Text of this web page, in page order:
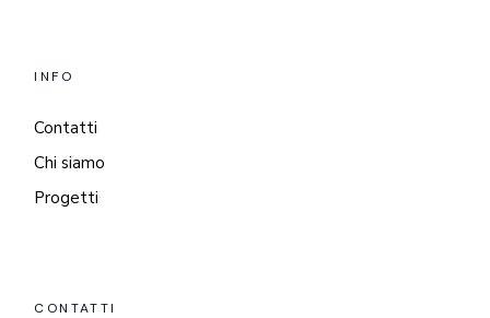
INFO
Contatti
Chi siamo
Progetti
CONTATTI